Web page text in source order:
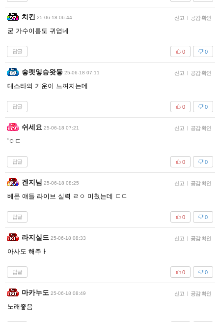
치킨 25-06-18 06:44 신고 | 공감 확인
굳 가수이름도 귀엽네
답글 0
0
슿펫잏승왓듷 25-06-18 07:11 신고 | 공감 확인
대스타의 기운이 느껴지는데
답글 0
0
쉬세요 25-06-18 07:21 신고 | 공감 확인
'ㅇㄷ
답글 0
0
겐지님 25-06-18 08:25 신고 | 공감 확인
베몬 얘들 라이브 실력 ㄹㅇ 미쳤는데 ㄷㄷ
답글 0
0
라지실드 25-06-18 08:33 신고 | 공감 확인
아사도 해주ㅏ
답글 0
0
마카누도 25-06-18 08:49 신고 | 공감 확인
노래좋음